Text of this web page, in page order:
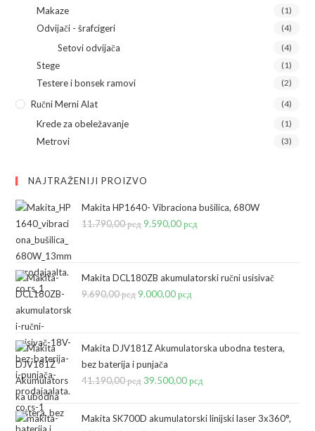
Makaze (1)
Odvijači - šrafcigeri (4)
Setovi odvijača (4)
Stege (1)
Testere i bonsek ramovi (2)
Ručni Merni Alat (4)
Krede za obeležavanje (1)
Metrovi (3)
NAJTRAŽENIJI PROIZVO
Makita HP1640- Vibraciona bušilica, 680W
11.790,00рсд Originalna
bila:
11.790,00 рсд.
9.590,00рсд
9.590,00 рсд.
Makita DCL180ZB akumulatorski ručni usisivač
9.690,00рсд Originalna
bila:
9.690,00 рсд.
9.000,00рсд
9.000,00 рсд.
Makita DJV181Z Akumulatorska ubodna testera,
bez baterija i punjača
41.190,00рсд Originalna
je
39.500,00рсд
je:
Makita SK700D akumulatorski linijski laser 3x360°,